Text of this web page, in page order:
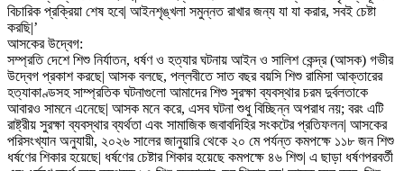
বিচারিক প্রক্রিয়া শেষ হবে| আইনশৃঙ্খলা সমুন্নত রাখার জন্য যা যা করার, সবই চেষ্টা
করছি|’
আসকের উদ্বেগ:
সম্প্রতি দেশে শিশু নির্যাতন, ধর্ষণ ও হত্যার ঘটনায় আইন ও সালিশ কেন্দ্র (আসক) গভীর
উদ্বেগ প্রকাশ করছে| আসক বলছে, পল্লবীতে সাত বছর বয়সি শিশু রামিসা আক্তারের
হত্যাকাণ্ডসহ সাম্প্রতিক ঘটনাগুলো আমাদের শিশু সুরক্ষা ব্যবস্থার চরম দুর্বলতাকে
আবারও সামনে এনেছে| আসক মনে করে, এসব ঘটনা শুধু বিচ্ছিন্ন অপরাধ নয়; বরং এটি
রাষ্ট্রীয় সুরক্ষা ব্যবস্থার ব্যর্থতা এবং সামাজিক জবাবদিহির সংকটের প্রতিফলন| আসকের
পরিসংখ্যান অনুযায়ী, ২০২৬ সালের জানুয়ারি থেকে ২০ মে পর্যন্ত কমপক্ষে ১১৮ জন শিশু
ধর্ষণের শিকার হয়েছে| ধর্ষণের চেষ্টার শিকার হয়েছে কমপক্ষে ৪৬ শিশু| এ ছাড়া ধর্ষণপরবর্তী